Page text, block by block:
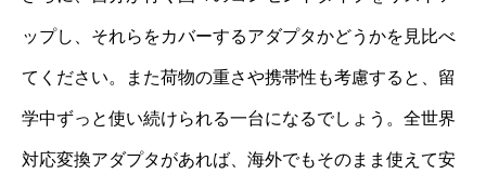
ップし、それらをカバーするアダプタかどうかを見比べ
てください。また荷物の重さや携帯性も考慮すると、留
学中ずっと使い続けられる一台になるでしょう。全世界
対応変換アダプタがあれば、海外でもそのまま使えて安